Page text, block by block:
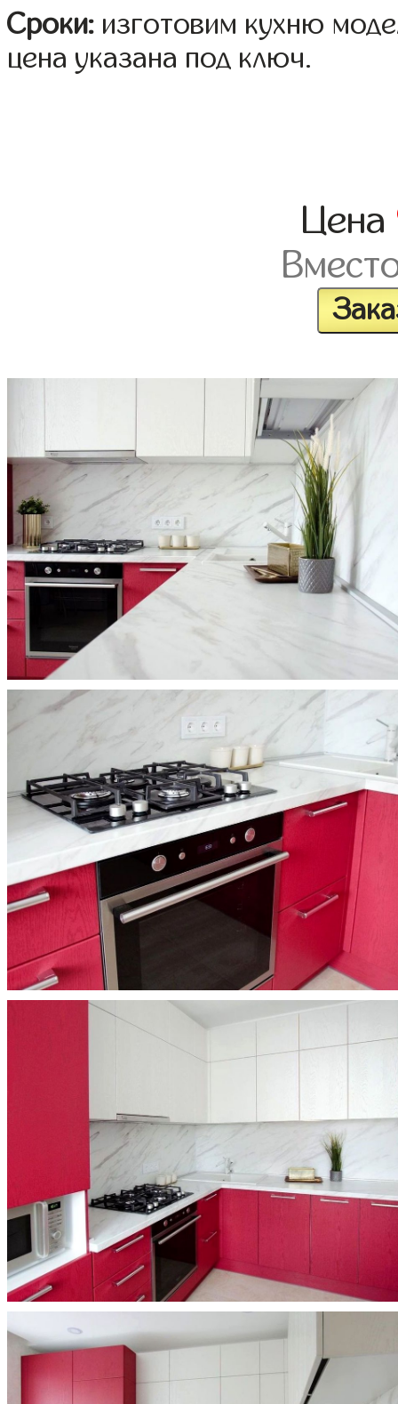
Сроки: изготовим кухню
цена указана под ключ.
Цена